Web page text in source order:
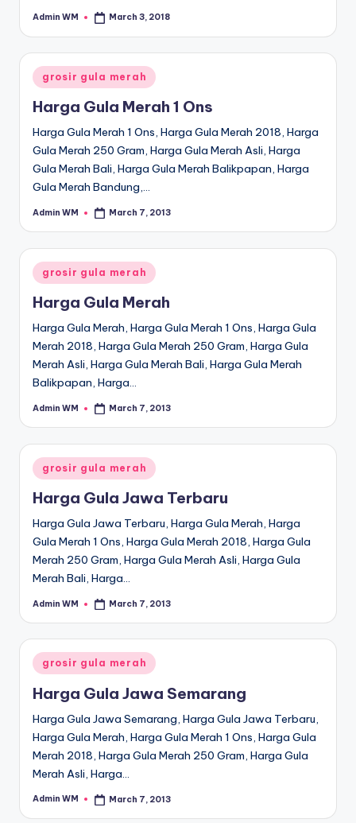
Posted
Admin WM March 3, 2018
Posted
in
grosir gula merah
Harga Gula Merah 1 Ons
Harga Gula Merah 1 Ons, Harga Gula Merah 2018, Harga
Gula Merah 250 Gram, Harga Gula Merah Asli, Harga
Gula Merah Bali, Harga Gula Merah Balikpapan, Harga
Gula Merah Bandung,…
Posted
Admin WM March 7, 2013
Posted
in
grosir gula merah
Harga Gula Merah
Harga Gula Merah, Harga Gula Merah 1 Ons, Harga Gula
Merah 2018, Harga Gula Merah 250 Gram, Harga Gula
Merah Asli, Harga Gula Merah Bali, Harga Gula Merah
Balikpapan, Harga…
Posted
Admin WM March 7, 2013
Posted
in
grosir gula merah
Harga Gula Jawa Terbaru
Harga Gula Jawa Terbaru, Harga Gula Merah, Harga
Gula Merah 1 Ons, Harga Gula Merah 2018, Harga Gula
Merah 250 Gram, Harga Gula Merah Asli, Harga Gula
Merah Bali, Harga…
Posted
Admin WM March 7, 2013
Posted
grosir gula merah
Harga Gula Jawa Semarang
Harga Gula Jawa Semarang, Harga Gula Jawa Terbaru,
Harga Gula Merah, Harga Gula Merah 1 Ons, Harga Gula
Merah 2018, Harga Gula Merah 250 Gram, Harga Gula
Merah Asli, Harga…
Posted
Admin WM March 7, 2013